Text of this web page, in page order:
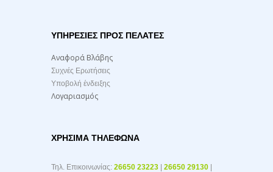
ΥΠΗΡΕΣΙΕΣ ΠΡΟΣ ΠΕΛΑΤΕΣ
Αναφορά Βλάβης
Συχνές Ερωτήσεις
Υποβολή ένδειξης
Λογαριασμός
ΧΡΉΣΙΜΑ ΤΗΛΈΦΩΝΑ
Τηλ. Επικοινωνίας: 26650 23223 26650 29130